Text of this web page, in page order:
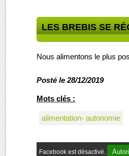
LES BREBIS SE
Nous alimentons le plus
Posté le 28/12/2019
Mots clés :
alimentation- autonomie
Facebook est désactivé.